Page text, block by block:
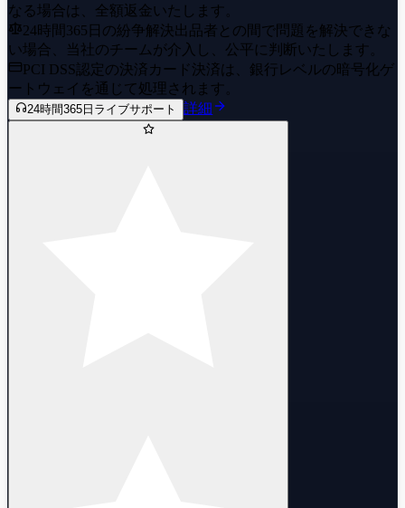
なる場合は、全額返金いたします。
24時間365日の紛争解決出品者との間で問題を解決できな
い場合、当社のチームが介入し、公平に判断いたします。
PCI DSS認定の決済 カード決済は、銀行レベルの暗号化ゲ
ートウェイを通じて処理されます。
24時間365日ライブサポート 詳細